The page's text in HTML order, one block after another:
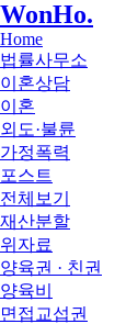
WonHo.
Home
법률사무소
이혼상담
이혼
외도·불륜
가정폭력
포스트
전체보기
재산분할
위자료
양육권 · 친권
양육비
면접교섭권